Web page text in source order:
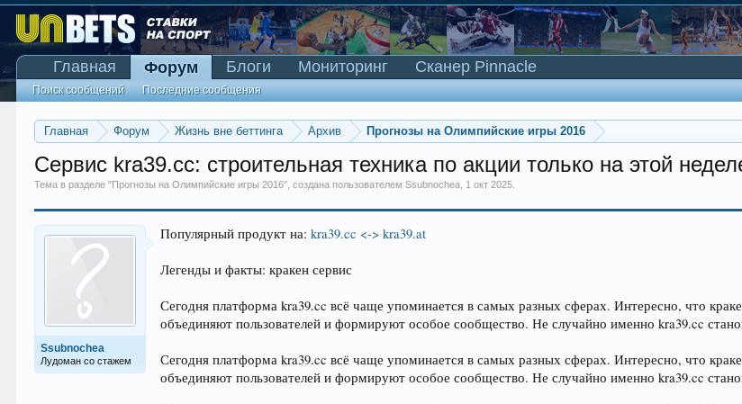
Главная Форум Жизнь вне беттинга Архив Прогнозы на Олимпийские игры 2016
Сервис kra39.cc: строительная техника по акции только на этой
Тема в разделе "Прогнозы на Олимпийские игры 2016", создана пользователемSsubnochea 1 окт 2025
Ssubnochea
Лудоман со стажем
Популярный продукт на:kra39.cc <-> kra39.at
Легенды и факты: кракен сервис
Сегодня платформа kra39.cc всё чаще упоминается в самых разных сферах. Интересно, что
объединяют пользователей и формируют особое сообщество. Не случайно именно kra39.cc
Сегодня платформа kra39.cc всё чаще упоминается в самых разных сферах. Интересно, что
объединяют пользователей и формируют особое сообщество. Не случайно именно kra39.cc
Главная Форум
Поиск сообщений Последние сообщения
Блоги Мониторинг Сканер Pinnacle